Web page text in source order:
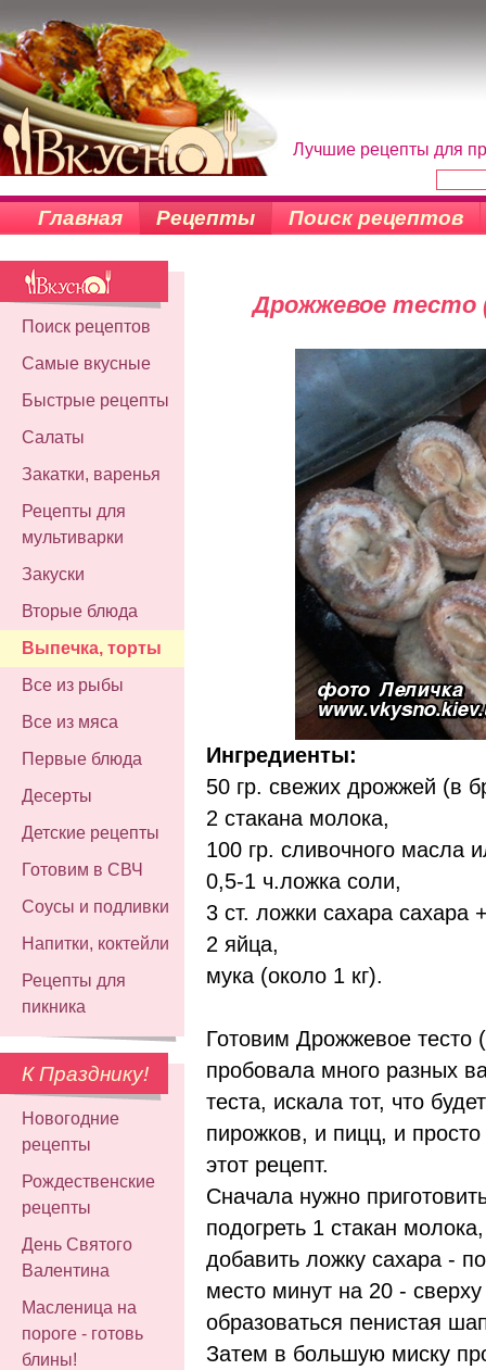
Лучшие рецепты для
Главная Рецепты Поиск рецептов
Поиск рецептов
Самые вкусные
Быстрые рецепты
Салаты
Закатки, варенья
Рецепты для
мультиварки
Закуски
Вторые блюда
Выпечка, торты
Все из рыбы
Все из мяса
Первые блюда
Десерты
Детские рецепты
Готовим в СВЧ
Соусы и подливки
Напитки, коктейли
Рецепты для
пикника
К Празднику!
Новогодние
рецепты
Рождественские
рецепты
День Святого
Валентина
Масленица на
пороге - готовь
блины!
Дрожжевое тесто
Ингредиенты:
50 гр. свежих дрожжей (в
2 стакана молока,
100 гр. сливочного масла
0,5-1 ч.ложка соли,
3 ст. ложки сахара сахара
2 яйца,
мука (около 1 кг).
Готовим Дрожжевое тесто
пробовала много разных
теста, искала тот, что
пирожков, и пицц, и
этот рецепт.
Сначала нужно
подогреть 1 стакан
добавить ложку сахара -
место минут на 20 -
образоваться пенистая
Затем в большую миску